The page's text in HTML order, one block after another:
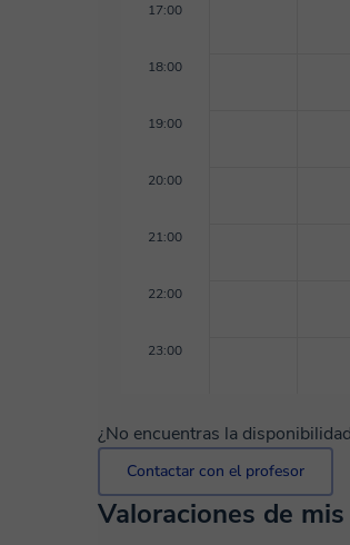
17:00
18:00
19:00
20:00
21:00
22:00
23:00
¿No encuentras la
Contactar con el profesor
Valoraciones de